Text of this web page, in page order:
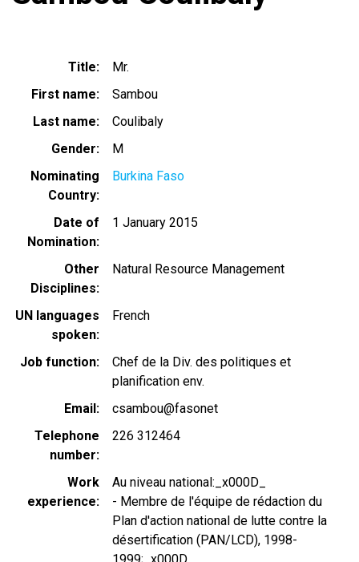
Title
Mr.
First name
Sambou
Last name
Coulibaly
Gender
M
Nominating
Country
Burkina Faso
Date of
Nomination
1 January 2015
Other
Disciplines
Natural Resource Management
UN languages
spoken
French
Job function
Chef de la Div. des politiques et
planification env.
Email
csambou@fasonet
Telephone
number
226 312464
Work
experience
Au niveau national:_x000D_
- Membre de l'équipe de rédaction du
Plan d'action national de lutte contre la
désertification (PAN/LCD), 1998-